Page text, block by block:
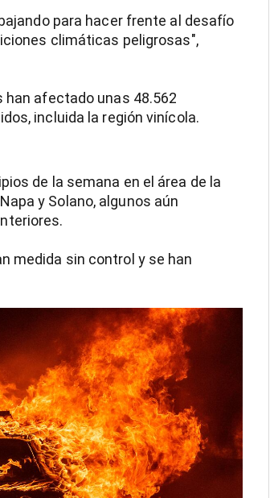
para hacer frente al desafío
climáticas peligrosas",
han afectado unas 48.562
incluida la región vinícola.
de la semana en el área de la
y Solano, algunos aún
medida sin control y se han